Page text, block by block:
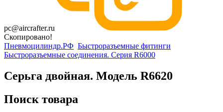
pc@aircrafter.ru
Скопировано!
Пневмоцилиндр.РФ Быстроразъемные фитинги
Быстроразъемные соединения. Серия R6000
Серьга двойная. Модель R6620
Поиск товара